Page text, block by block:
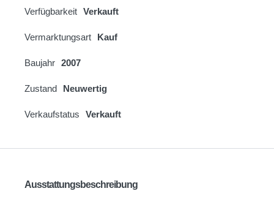
Verfügbarkeit Verkauft
Vermarktungsart Kauf
Baujahr 2007
Zustand Neuwertig
Verkaufstatus Verkauft
Ausstattungsbeschreibung